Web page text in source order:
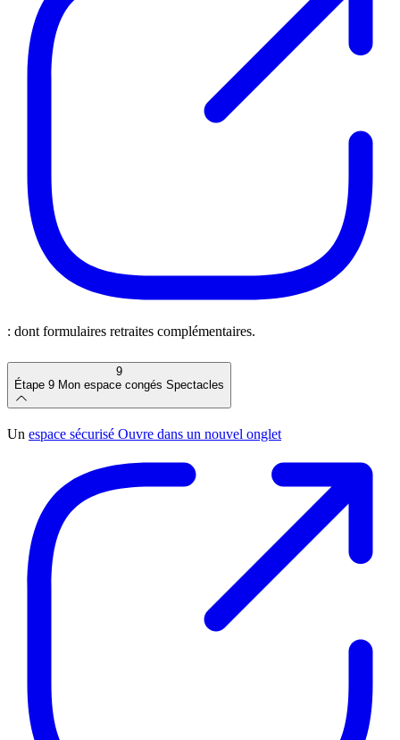
: dont formulaires retraites complémentaires.
9
Étape 9 Mon espace congés Spectacles
Un espace sécurisé Ouvre dans un nouvel onglet